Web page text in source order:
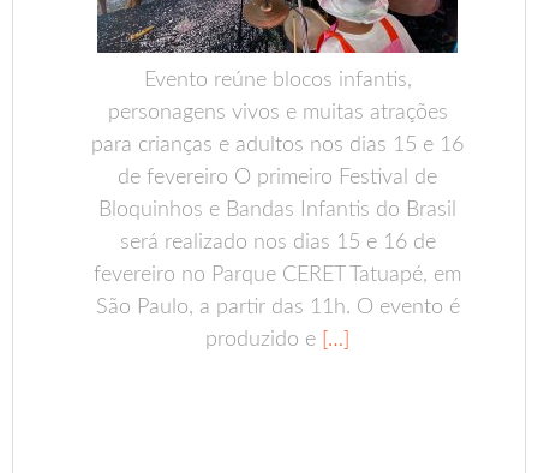
Evento reúne blocos infantis,
personagens vivos e muitas atrações
para crianças e adultos nos dias 15 e 16
de fevereiro O primeiro Festival de
Bloquinhos e Bandas Infantis do Brasil
será realizado nos dias 15 e 16 de
fevereiro no Parque CERET Tatuapé, em
São Paulo, a partir das 11h. O evento é
produzido e […]